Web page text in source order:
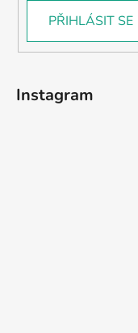
PŘIHLÁSIT SE
Instagram